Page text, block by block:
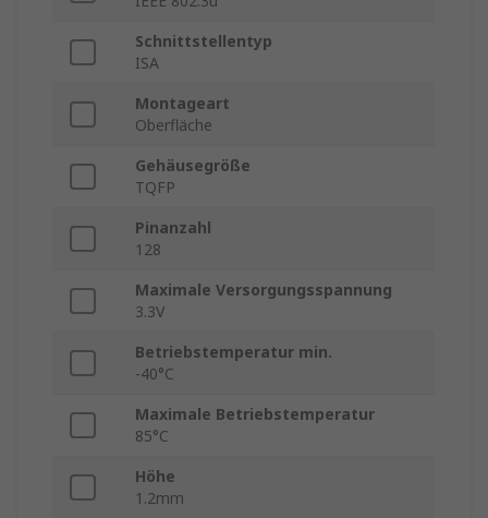
Schnittstellentyp
ISA
Montageart
Oberfläche
Gehäusegröße
TQFP
Pinanzahl
128
Maximale Versorgungsspannung
3.3V
Betriebstemperatur min.
-40°C
Maximale Betriebstemperatur
85°C
Höhe
1.2mm